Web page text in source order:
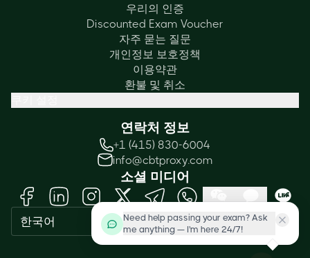
우리의 인증
Discounted Exam Voucher
자주 묻는 질문
개인정보 보호정책
이용약관
환불 및 취소
연락처 정보
+1 (415) 830-6004
info@cbtproxy.com
소셜 미디어
한국어
Need help passing your exam? Ask
me anything — I'm here 24/7!